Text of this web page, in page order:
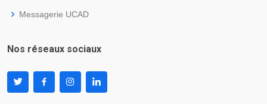
Messagerie UCAD
Nos réseaux sociaux